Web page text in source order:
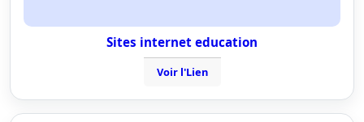
Sites internet education
Voir l'Lien